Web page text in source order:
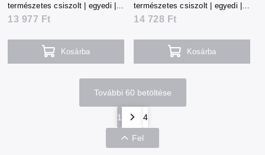
természetes csiszolt | egyedi |
310 g | Dél-Afrika
13 977 Ft
Kosárba
természetes csiszolt | egyedi |
325 g | Dél-Afrika
14 728 Ft
Kosárba
További 60 betöltése
1 4
Fel